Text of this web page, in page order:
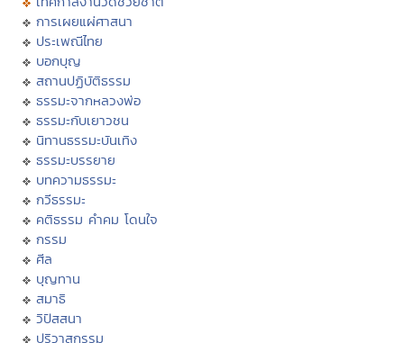
การเผยแผ่ศาสนา
ประเพณีไทย
บอกบุญ
สถานปฏิบัติธรรม
ธรรมะจากหลวงพ่อ
ธรรมะกับเยาวชน
นิทานธรรมะบันเทิง
ธรรมะบรรยาย
บทความธรรมะ
กวีธรรมะ
คติธรรม คำคม โดนใจ
กรรม
ศีล
บุญทาน
สมาธิ
วิปัสสนา
ปริวาสกรรม